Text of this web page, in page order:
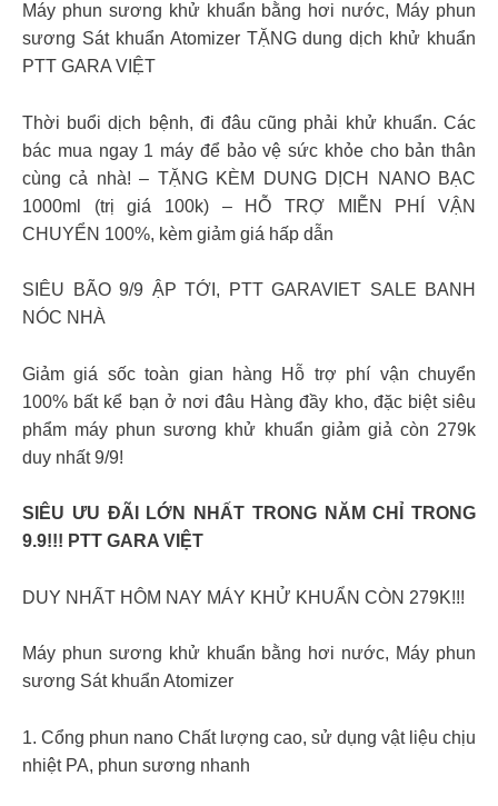
Máy phun sương khử khuẩn bằng hơi nước, Máy phun
sương Sát khuẩn Atomizer TẶNG dung dịch khử khuẩn
PTT GARA VIỆT
Thời buổi dịch bệnh, đi đâu cũng phải khử khuẩn. Các
bác mua ngay 1 máy để bảo vệ sức khỏe cho bản thân
cùng cả nhà! – TẶNG KÈM DUNG DỊCH NANO BẠC
1000ml (trị giá 100k) – HỖ TRỢ MIỄN PHÍ VẬN
CHUYỂN 100%, kèm giảm giá hấp dẫn
SIÊU BÃO 9/9 ẬP TỚI, PTT GARAVIET SALE BANH
NÓC NHÀ
Giảm giá sốc toàn gian hàng Hỗ trợ phí vận chuyển
100% bất kể bạn ở nơi đâu Hàng đầy kho, đặc biệt siêu
phẩm máy phun sương khử khuẩn giảm giả còn 279k
duy nhất 9/9!
SIÊU ƯU ĐÃI LỚN NHẤT TRONG NĂM CHỈ TRONG
9.9!!! PTT GARA VIỆT
DUY NHẤT HÔM NAY MÁY KHỬ KHUẨN CÒN 279K!!!
Máy phun sương khử khuẩn bằng hơi nước, Máy phun
sương Sát khuẩn Atomizer
1. Cổng phun nano Chất lượng cao, sử dụng vật liệu chịu
nhiệt PA, phun sương nhanh